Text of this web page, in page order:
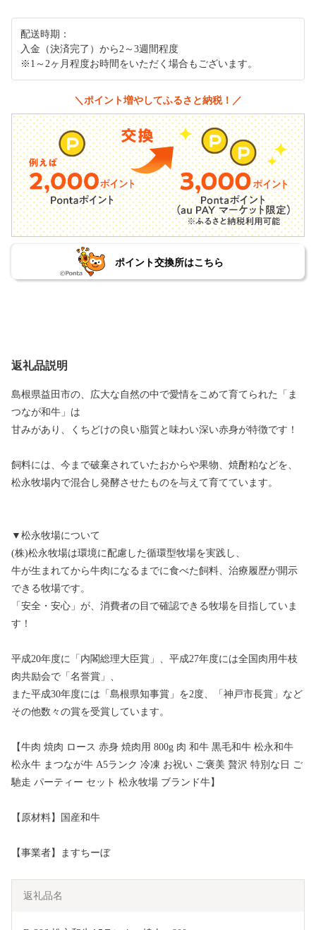
配送時期：
入金（決済完了）から2～3週間程度
※1～2ヶ月程度お時間をいただく場合もございます。
＼ポイント増やしてふるさと納税！／
ポイント交換所はこちら
返礼品説明
島根県益田市の、広大な自然の中で愛情をこめて育てられた「ま
つなが和牛」は
甘みがあり、くちどけの良い脂質と味わい深い赤身が特徴です！
飼料には、今まで破棄されていたおからや果物、焼酎粕などを、
松永牧場内で混合し発酵させたものを与えて育てています。
▼松永牧場について
(株)松永牧場は環境に配慮した循環型牧場を実践し、
牛が生まれてから牛肉になるまでに食べた飼料、治療履歴が開示
できる牧場です。
「安全・安心」が、消費者の目で確認できる牧場を目指していま
す！
平成20年度に「内閣総理大臣賞」、平成27年度には全国肉用牛枝
肉共励会で「名誉賞」、
また平成30年度には「島根県知事賞」を2度、「神戸市長賞」など
その他数々の賞を受賞しています。
【牛肉 焼肉 ロース 赤身 焼肉用 800g 肉 和牛 黒毛和牛 松永和牛
松永牛 まつなが牛 A5ランク 冷凍 お祝い ご褒美 贅沢 特別な日 ご
馳走 パーティー セット 松永牧場 ブランド牛】
【原材料】国産和牛
【事業者】ますちーぼ
返礼品名